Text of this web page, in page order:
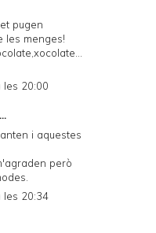
pugen
les menges!
les 20:00
i aquestes
però
les 20:34